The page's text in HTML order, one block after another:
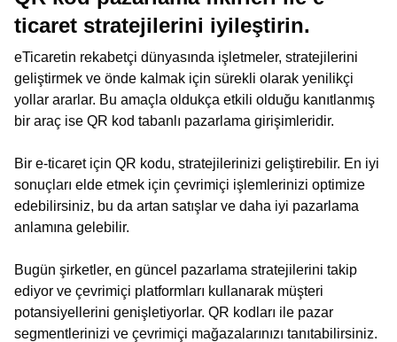
ticaret stratejilerini iyileştirin.
eTicaretin rekabetçi dünyasında işletmeler, stratejilerini
geliştirmek ve önde kalmak için sürekli olarak yenilikçi
yollar ararlar. Bu amaçla oldukça etkili olduğu kanıtlanmış
bir araç ise QR kod tabanlı pazarlama girişimleridir.
Bir e-ticaret için QR kodu, stratejilerinizi geliştirebilir. En iyi
sonuçları elde etmek için çevrimiçi işlemlerinizi optimize
edebilirsiniz, bu da artan satışlar ve daha iyi pazarlama
anlamına gelebilir.
Bugün şirketler, en güncel pazarlama stratejilerini takip
ediyor ve çevrimiçi platformları kullanarak müşteri
potansiyellerini genişletiyorlar. QR kodları ile pazar
segmentlerinizi ve çevrimiçi mağazalarınızı tanıtabilirsiniz.